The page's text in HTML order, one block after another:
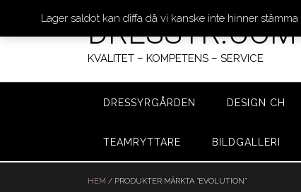
Hoppa
DRESSYR.COM
KVALITET – KOMPETENS – SERVICE
DRESSYRGÅRDEN DESIGN CH
TEAMRYTTARE BILDGALLERI
HEM / PRODUKTER MÄRKTA ”EVOLUTION”
Lager saldot kan diffa då vi kanske inte hinner